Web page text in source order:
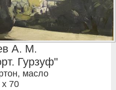
А. М.
Гурзуф"
масло
x 70